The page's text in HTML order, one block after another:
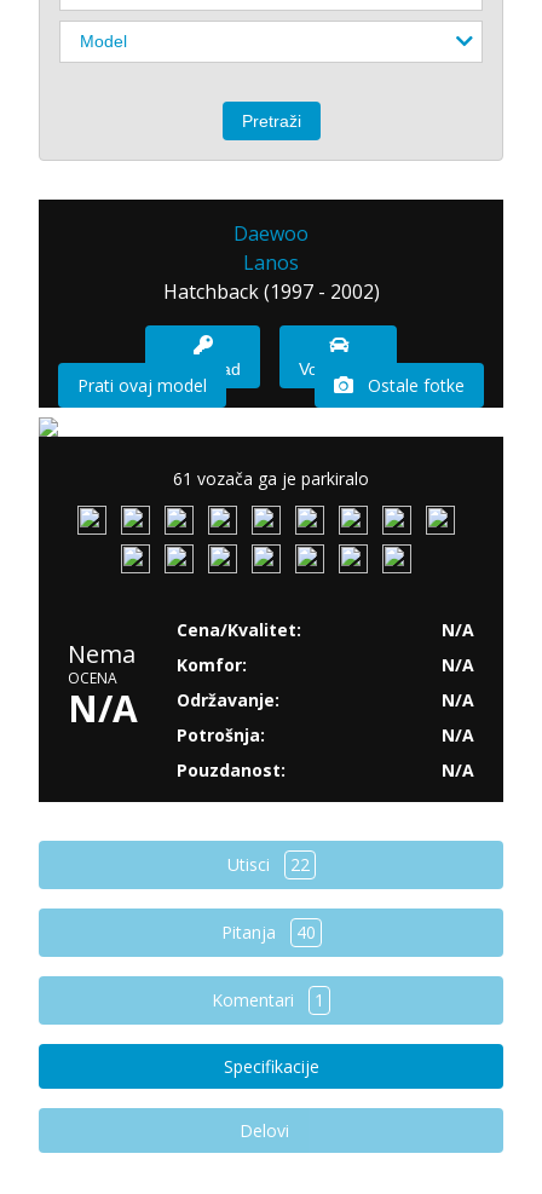
Daewoo
Lanos
Hatchback (1997 - 2002)
Imam sad Vozio sam
Prati ovaj model Ostale fotke
61 vozača ga je parkiralo
Nema
OCENA
N/A
Cena/Kvalitet:
N/A
Komfor:
N/A
Održavanje:
N/A
Potrošnja:
N/A
Pouzdanost:
N/A
Utisci 22
Pitanja 40
Komentari 1
Specifikacije
Delovi